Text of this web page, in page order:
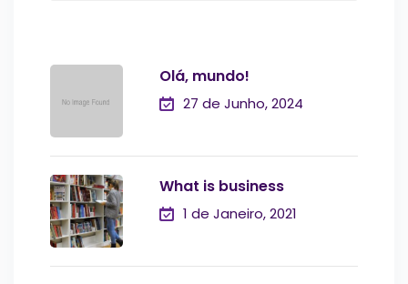
Olá, mundo!
27 de Junho, 2024
What is business
1 de Janeiro, 2021